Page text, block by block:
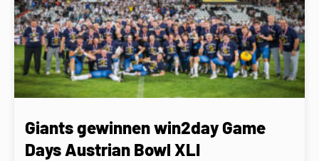
Giants gewinnen win2day Game
Days Austrian Bowl XLI